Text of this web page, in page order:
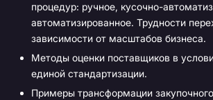
процедур: ручное, кусочно-
автоматизированное. Трудности
зависимости от масштабов бизнеса.
Методы оценки поставщиков в
единой стандартизации.
Примеры трансформации